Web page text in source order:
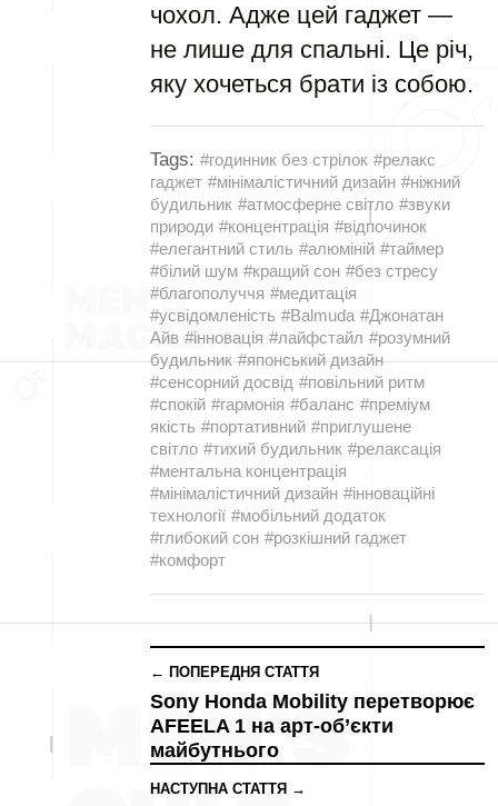
чохол. Адже цей гаджет —
не лише для спальні. Це річ,
яку хочеться брати із собою.
Tags: #годинник без стрілок #релакс
гаджет #мінімалістичний дизайн #ніжний
будильник #атмосферне світло #звуки
природи #концентрація #відпочинок
#елегантний стиль #алюміній #таймер
#білий шум #кращий сон #без стресу
#благополуччя #медитація
#усвідомленість #Balmuda #Джонатан
Айв #інновація #лайфстайл #розумний
будильник #японський дизайн
#сенсорний досвід #повільний ритм
#спокій #гармонія #баланс #преміум
якість #портативний #приглушене
світло #тихий будильник #релаксація
#ментальна концентрація
#мінімалістичний дизайн #інноваційні
технології #мобільний додаток
#глибокий сон #розкішний гаджет
#комфорт
← ПОПЕРЕДНЯ СТАТТЯ
Sony Honda Mobility перетворює
AFEELA 1 на арт-об’єкти
майбутнього
НАСТУПНА СТАТТЯ →